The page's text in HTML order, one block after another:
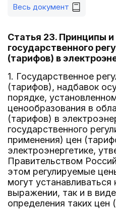
Весь документ
Статья 23. Принципы
государственного
(тарифов) в
1. Государственное
(тарифов), надбавок
порядке,
ценообразования в
(тарифов) в
государственного
применения) цен
электроэнергетике,
Правительством
этом регулируемые
могут устанавливаться
выражении, так и в
определения таких цен